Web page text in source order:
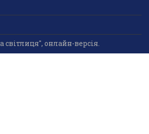
онлайн-версія.